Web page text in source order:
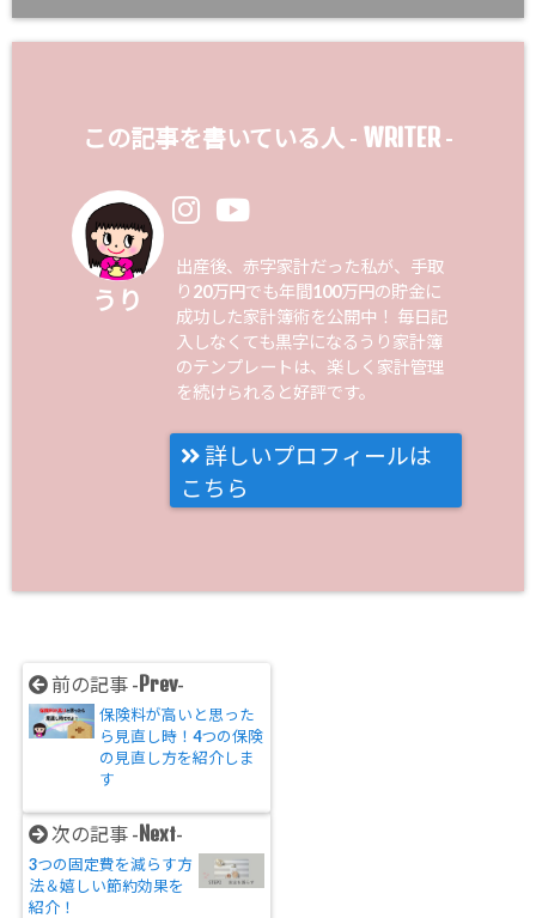
この記事を書いている人 - WRITER -
うり
出産後、赤字家計だった私が、手取
り20万円でも年間100万円の貯金に
成功した家計簿術を公開中！ 毎日記
入しなくても黒字になるうり家計簿
のテンプレートは、楽しく家計管理
を続けられると好評です。
詳しいプロフィールは
こちら
前の記事 -Prev-
保険料が高いと思った
ら見直し時！4つの保険
の見直し方を紹介しま
す
次の記事 -Next-
3つの固定費を減らす方
法＆嬉しい節約効果を
紹介！